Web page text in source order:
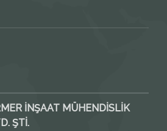
İNŞAAT MÜHENDİSLİK
ŞTİ.